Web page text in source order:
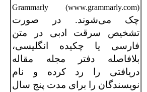
Grammarly (www.grammarly.com)
چک می‌شوند. در صورت
تشخیص سرقت ادبی در متن
فارسی یا چکیده انگلیسی،
بلافاصله دفتر مجله مقاله
دریافتی را رد کرده و نام
نویسندگان را برای مدت پنج سال